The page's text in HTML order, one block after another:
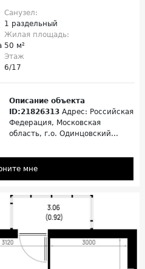
Санузел:
1 раздельный
Жилая площадь:
50 м²
Этаж
6/17
Описание объекта
ID:21826313 Адрес: Российская
Федерация, Московская
область, г.о. Одинцовский...
мне